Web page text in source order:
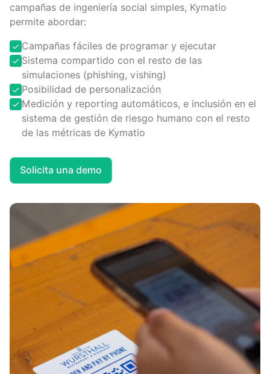
campañas de ingeniería social simples, Kymatio
permite abordar:
Campañas fáciles de programar y ejecutar
Sistema compartido con el resto de las
simulaciones (phishing, vishing)
Posibilidad de personalización
Medición y reporting automáticos, e inclusión en el
sistema de gestión de riesgo humano con el resto
de las métricas de Kymatio
Solicita una demo